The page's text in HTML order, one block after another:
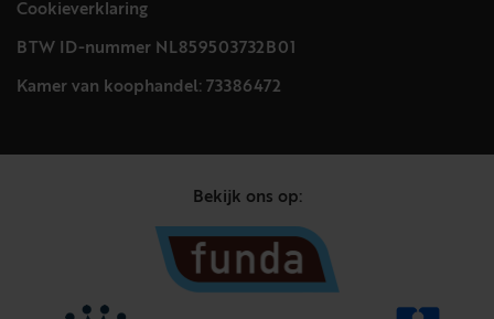
Cookieverklaring
BTW ID-nummer NL859503732B01
Kamer van koophandel: 73386472
Bekijk ons op: